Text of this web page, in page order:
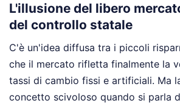
L'illusione del libero
del controllo statale
C'è un'idea diffusa tra i piccoli
che il mercato rifletta finalmente la
tassi di cambio fissi e artificiali. Ma
concetto scivoloso quando si parla